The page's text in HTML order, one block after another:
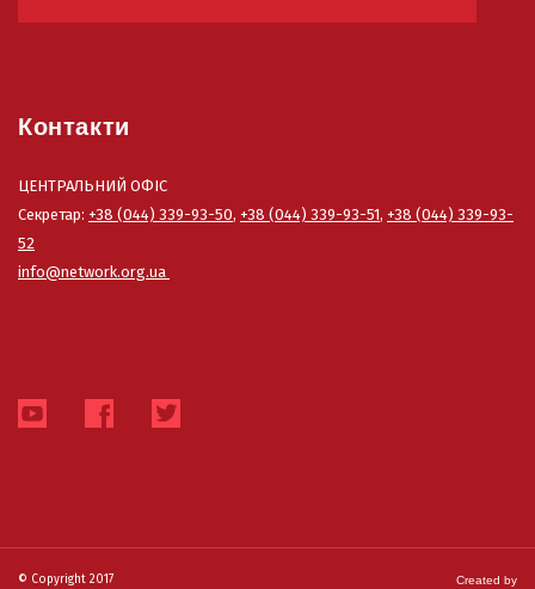
Контакти
ЦЕНТРАЛЬНИЙ ОФІС
Секретар: +38 (044) 339-93-50, +38 (044) 339-93-51, +38 (044) 339-93-
52
info@network.org.ua
© Copyright 2017 Created by